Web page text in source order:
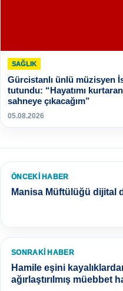
SAĞLIK
Gürcistanlı ünlü müzisyen
tutundu: “Hayatımı
sahneye çıkacağım”
05.08.2026
ÖNCEKI HABER
Manisa Müftülüğü dijital
SONRAKI HABER
Hamile eşini
ağırlaştırılmış müebbet